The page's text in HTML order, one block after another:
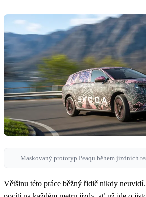
Maskovaný prototyp Peaqu během jízdních
Většinu této práce běžný řidič nikdy